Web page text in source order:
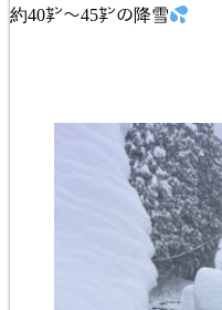
約40㌢～45㌢の降雪